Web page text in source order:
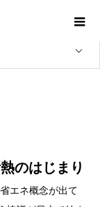
ンクリート・コラム
のはじまり
エネ概念が出て